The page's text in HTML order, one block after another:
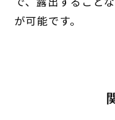
が可能です。